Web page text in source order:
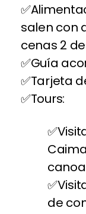
salen con
cenas 2
Guía
Tarjeta
Tours:
de